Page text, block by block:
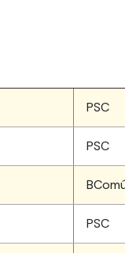
PSC
PSC
PSC